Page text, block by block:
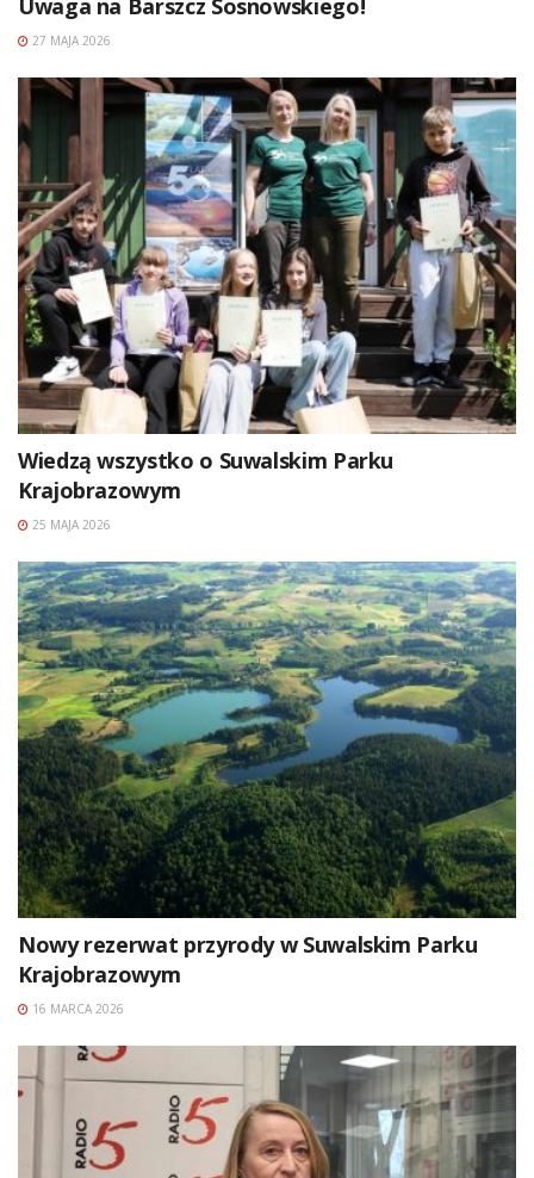
Uwaga na Barszcz Sosnowskiego!
27 MAJA 2026
Wiedzą wszystko o Suwalskim Parku
Krajobrazowym
25 MAJA 2026
Nowy rezerwat przyrody w Suwalskim Parku
Krajobrazowym
16 MARCA 2026